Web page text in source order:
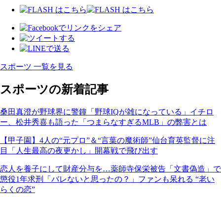
スポーツ 一覧を見る
スポーツの新着記事
桑田真澄が野球界に警鐘「野球IQが雑になっている」イチロ
ー、松井秀喜も語った「つまらなすぎるMLB」の弊害とは
【甲子園】4人の“元プロ”＆“言葉の魔術師”仙台育英監督に注
目「人生最高の夜更かし」開幕戦で飛び出す
恋人を養子にして財産分与を…薬師寺保栄被告「文書偽造」で
懲役1年求刑「バレないと思ったの？」ファンも呆れる “老い
らくの恋”